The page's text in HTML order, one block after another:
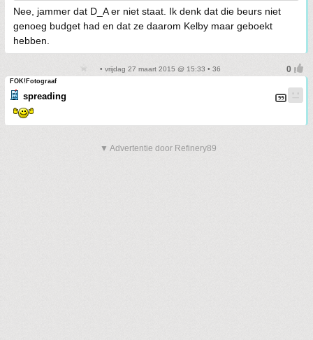
Nee, jammer dat D_A er niet staat. Ik denk dat die beurs niet
genoeg budget had en dat ze daarom Kelby maar geboekt
hebben.
• vrijdag 27 maart 2015 @ 15:33 • 36
FOK!Fotograaf
spreading
▼ Advertentie door Refinery89